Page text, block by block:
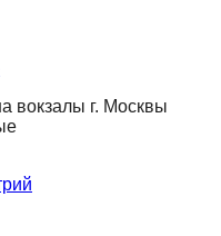
вокзалы г. Москвы